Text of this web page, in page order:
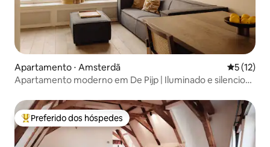
Apartamento ⋅ Amsterdã 5 de uma
5 (12)
Apartamento moderno em De Pijp | Iluminado e silencioso
Entre os melhores preferidos dos hóspedes
Preferido dos hóspedes